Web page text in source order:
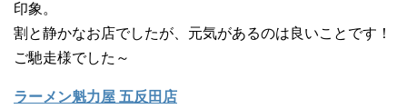
印象。
割と静かなお店でしたが、元気があるのは良いことです！
ご馳走様でした～
ラーメン魁力屋 五反田店